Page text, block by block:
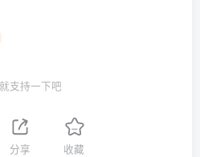
支持一下吧
分享 收藏